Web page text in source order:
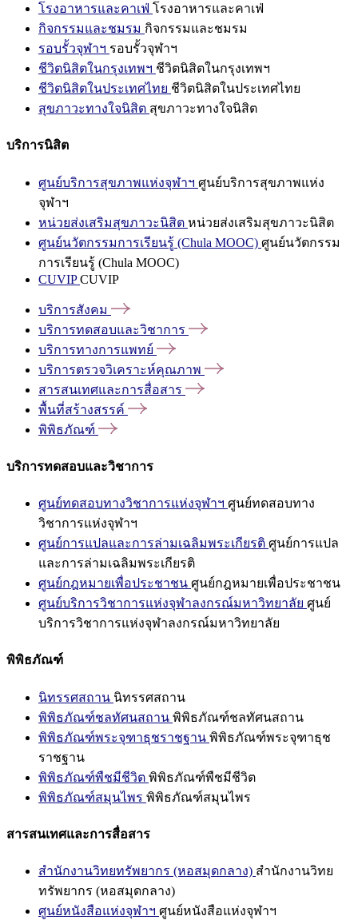
โรงอาหารและคาเฟ่ โรงอาหารและคาเฟ่
กิจกรรมและชมรม กิจกรรมและชมรม
รอบรั้วจุฬาฯ รอบรั้วจุฬาฯ
ชีวิตนิสิตในกรุงเทพฯ ชีวิตนิสิตในกรุงเทพฯ
ชีวิตนิสิตในประเทศไทย ชีวิตนิสิตในประเทศไทย
สุขภาวะทางใจนิสิต สุขภาวะทางใจนิสิต
บริการนิสิต
ศูนย์บริการสุขภาพแห่งจุฬาฯ ศูนย์บริการสุขภาพแห่ง
จุฬาฯ
หน่วยส่งเสริมสุขภาวะนิสิต หน่วยส่งเสริมสุขภาวะนิสิต
ศูนย์นวัตกรรมการเรียนรู้ (Chula MOOC) ศูนย์นวัตกรรม
การเรียนรู้ (Chula MOOC)
CUVIPCUVIP
บริการสังคม
บริการทดสอบและวิชาการ
บริการทางการแพทย์
บริการตรวจวิเคราะห์คุณภาพ
สารสนเทศและการสื่อสาร
พื้นที่สร้างสรรค์
พิพิธภัณฑ์
บริการทดสอบและวิชาการ
ศูนย์ทดสอบทางวิชาการแห่งจุฬาฯ ศูนย์ทดสอบทาง
วิชาการแห่งจุฬาฯ
ศูนย์การแปลและการล่ามเฉลิมพระเกียรติ ศูนย์การแปล
และการล่ามเฉลิมพระเกียรติ
ศูนย์กฎหมายเพื่อประชาชน ศูนย์กฎหมายเพื่อประชาชน
ศูนย์บริการวิชาการแห่งจุฬาลงกรณ์มหาวิทยาลัย ศูนย์
บริการวิชาการแห่งจุฬาลงกรณ์มหาวิทยาลัย
พิพิธภัณฑ์
นิทรรศสถาน นิทรรศสถาน
พิพิธภัณฑ์ชลทัศนสถาน พิพิธภัณฑ์ชลทัศนสถาน
พิพิธภัณฑ์พระจุฑาธุชราชฐาน พิพิธภัณฑ์พระจุฑาธุช
ราชฐาน
พิพิธภัณฑ์พืชมีชีวิต พิพิธภัณฑ์พืชมีชีวิต
พิพิธภัณฑ์สมุนไพร พิพิธภัณฑ์สมุนไพร
สารสนเทศและการสื่อสาร
สำนักงานวิทยทรัพยากร (หอสมุดกลาง) สำนักงานวิทย
ทรัพยากร (หอสมุดกลาง)
ศูนย์หนังสือแห่งจุฬาฯ ศูนย์หนังสือแห่งจุฬาฯ